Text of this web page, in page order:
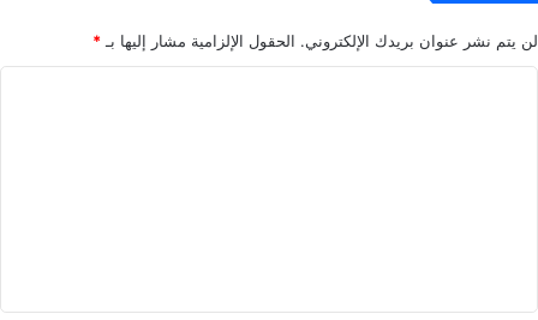
لن يتم نشر عنوان بريدك الإلكتروني. الحقول الإلزامية مشار إليها بـ*